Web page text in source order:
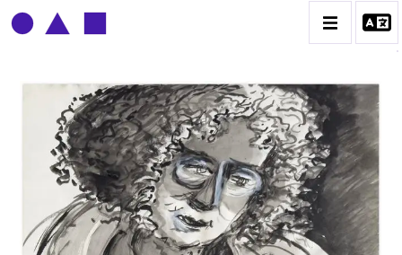
CLAUDE GROBÉTY
BIOGRAPHIE
CATALOGUE DES OEUVRES